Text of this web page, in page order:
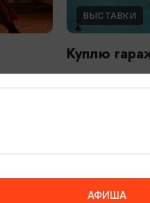
ВЫСТАВКИ
Куплю
АФИША